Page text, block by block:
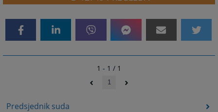
Predsjednik suda
1 - 1 / 1
1